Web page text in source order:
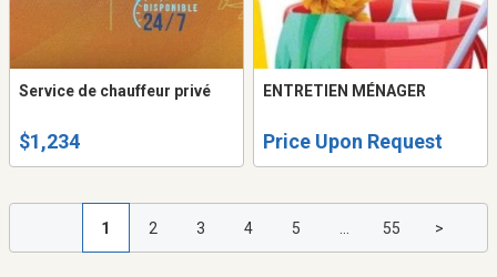
Service de chauffeur privé
$1,234
ENTRETIEN MÉNAGER
Price Upon Request
1 2 3 4 5 55 >